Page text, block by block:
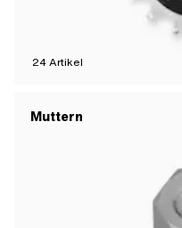
24Artikel
Muttern